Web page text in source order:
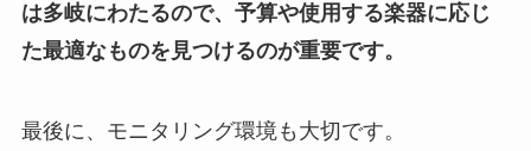
は多岐にわたるので、予算や使用する楽器に応じ
た最適なものを見つけるのが重要です。
最後に、モニタリング環境も大切です。